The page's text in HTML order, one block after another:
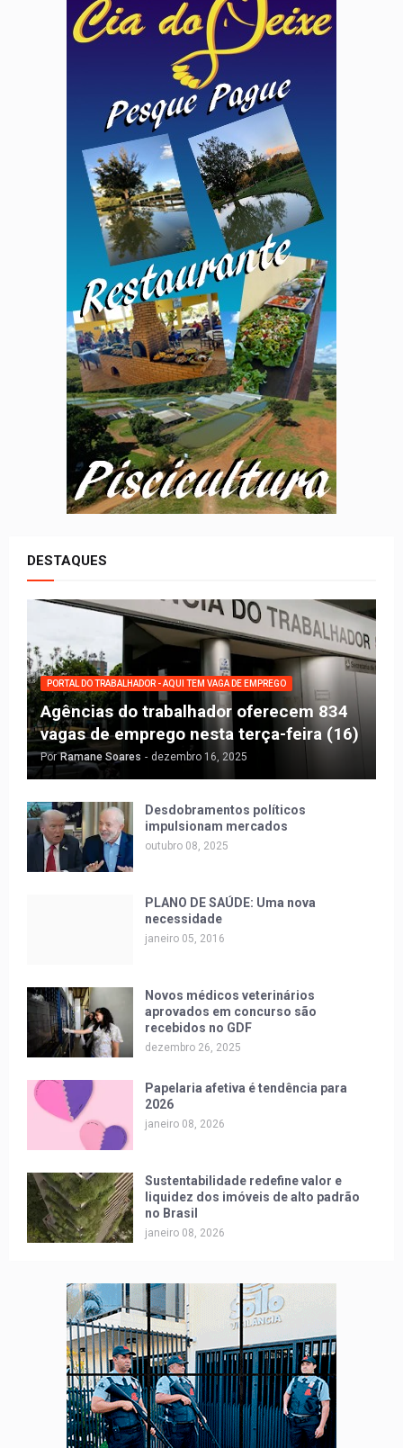
DESTAQUES
PORTAL DO TRABALHADOR - AQUI TEM VAGA DE EMPREGO
Agências do trabalhador oferecem 834
vagas de emprego nesta terça-feira (16)
Por Ramane Soares - dezembro 16, 2025
Desdobramentos políticos
impulsionam mercados
outubro 08, 2025
PLANO DE SAÚDE: Uma nova
necessidade
janeiro 05, 2016
Novos médicos veterinários
aprovados em concurso são
recebidos no GDF
dezembro 26, 2025
Papelaria afetiva é tendência para
2026
janeiro 08, 2026
Sustentabilidade redefine valor e
liquidez dos imóveis de alto padrão
no Brasil
janeiro 08, 2026